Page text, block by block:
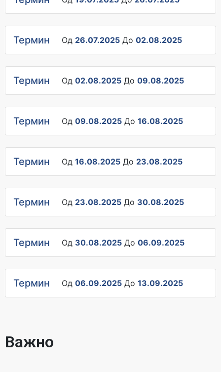
Термин Од 26.07.2025 До 02.08.2025
Термин Од 02.08.2025 До 09.08.2025
Термин Од 09.08.2025 До 16.08.2025
Термин Од 16.08.2025 До 23.08.2025
Термин Од 23.08.2025 До 30.08.2025
Термин Од 30.08.2025 До 06.09.2025
Термин Од 06.09.2025 До 13.09.2025
Важно